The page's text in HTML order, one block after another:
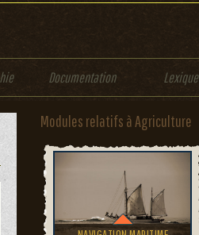
Documentation Lexique
Modules relatifs à Agriculture